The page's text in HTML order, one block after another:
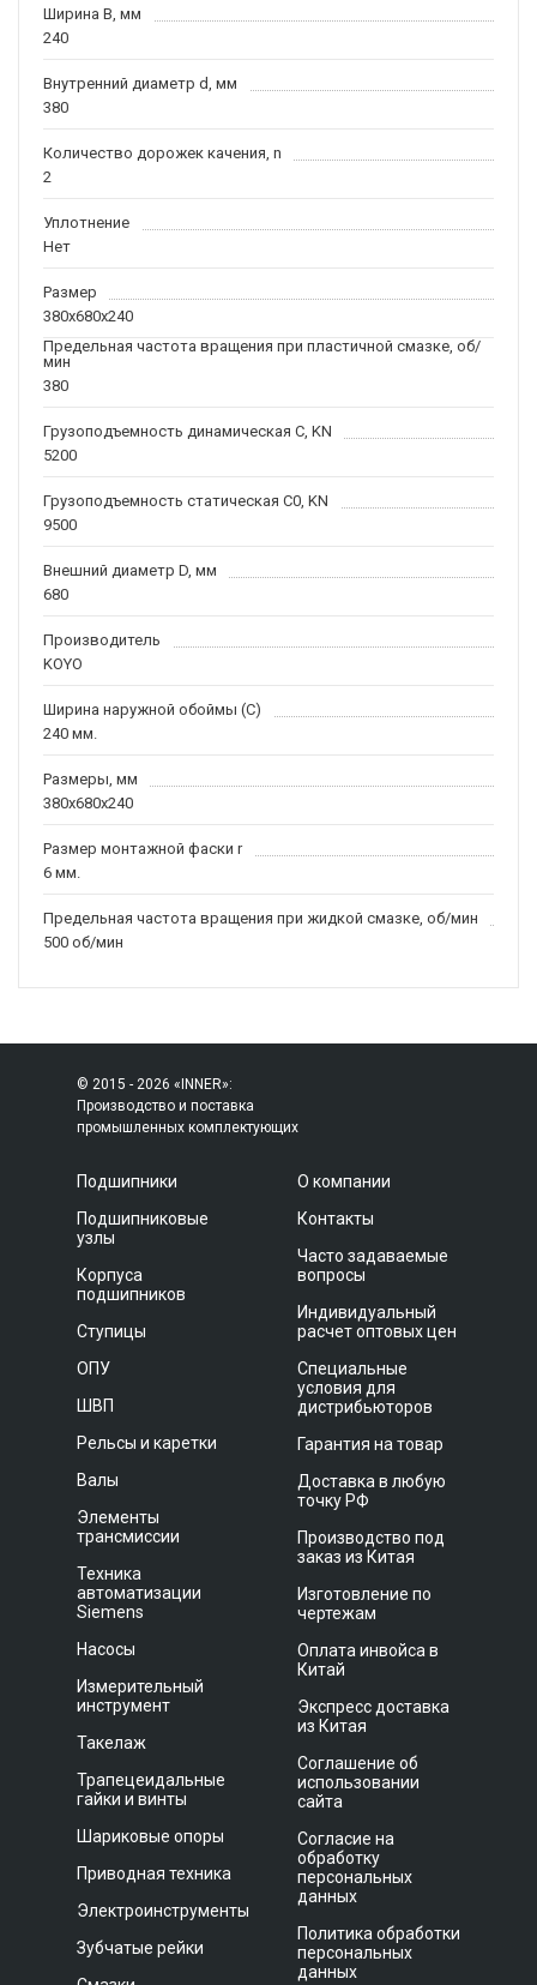
Ширина B, мм
240
Внутренний диаметр d, мм
380
Количество дорожек качения, n
2
Уплотнение
Нет
Размер
380x680x240
Предельная частота вращения при пластичной смазке, об/
мин
380
Грузоподъемность динамическая C, KN
5200
Грузоподъемность статическая C0, KN
9500
Внешний диаметр D, мм
680
Производитель
KOYO
Ширина наружной обоймы (C)
240 мм.
Размеры, мм
380x680x240
Размер монтажной фаски r
6 мм.
Предельная частота вращения при жидкой смазке, об/мин
500 об/мин
© 2015 - 2026 «INNER»:
Производство и поставка
промышленных комплектующих
Подшипники
Подшипниковые
узлы
Корпуса
подшипников
Ступицы
ОПУ
ШВП
Рельсы и каретки
Валы
Элементы
трансмиссии
Техника
автоматизации
Siemens
Насосы
Измерительный
инструмент
Такелаж
Трапецеидальные
гайки и винты
Шариковые опоры
Приводная техника
Электроинструменты
Зубчатые рейки
О компании
Контакты
Часто задаваемые
вопросы
Индивидуальный
расчет оптовых цен
Специальные
условия для
дистрибьюторов
Гарантия на товар
Доставка в любую
точку РФ
Производство под
заказ из Китая
Изготовление по
чертежам
Оплата инвойса в
Китай
Экспресс доставка
из Китая
Соглашение об
использовании
сайта
Согласие на
обработку
персональных
данных
Политика обработки
персональных
данных